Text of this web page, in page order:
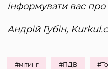
інформувати вас про
Андрій Губін,
#мітинг #ПДВ